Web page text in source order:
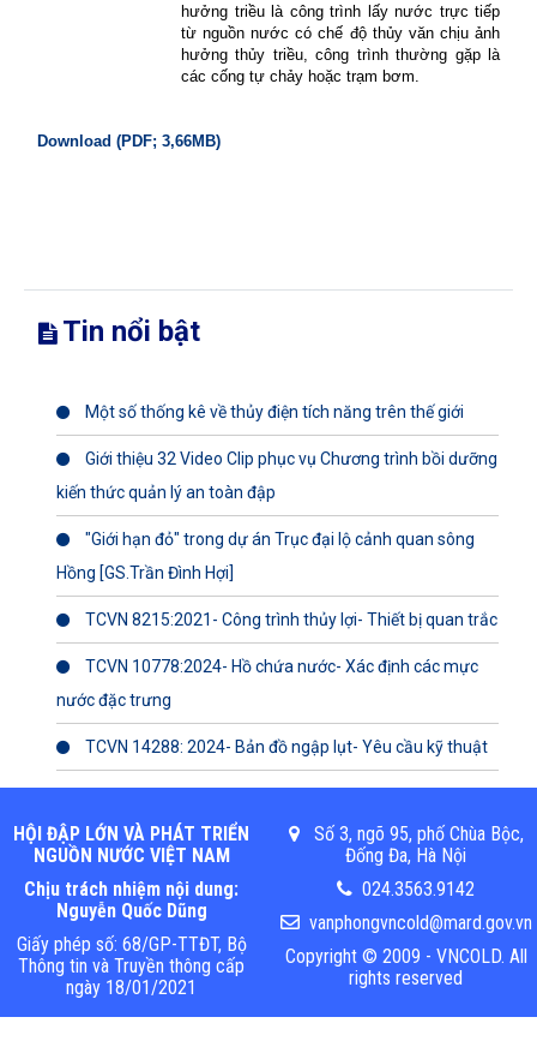
hưởng triều là công trình lấy nước trực tiếp
từ nguồn nước có chế độ thủy văn chịu ảnh
hưởng thủy triều, công trình thường gặp là
các cống tự chảy hoặc trạm bơm.
Download (PDF; 3,66MB)
Tin nổi bật
Một số thống kê về thủy điện tích năng trên thế giới
Giới thiệu 32 Video Clip phục vụ Chương trình bồi dưỡng
kiến thức quản lý an toàn đập
"Giới hạn đỏ" trong dự án Trục đại lộ cảnh quan sông
Hồng [GS.Trần Đình Hợi]
TCVN 8215:2021- Công trình thủy lợi- Thiết bị quan trắc
TCVN 10778:2024- Hồ chứa nước- Xác định các mực
nước đặc trưng
TCVN 14288: 2024- Bản đồ ngập lụt- Yêu cầu kỹ thuật
HỘI ĐẬP LỚN VÀ PHÁT TRIỂN
NGUỒN NƯỚC VIỆT NAM
Chịu trách nhiệm nội dung:
Nguyễn Quốc Dũng
Giấy phép số: 68/GP-TTĐT, Bộ
Thông tin và Truyền thông cấp
ngày 18/01/2021
Số 3, ngõ 95, phố Chùa Bộc,
Đống Đa, Hà Nội
024.3563.9142
vanphongvncold@mard.gov.vn
Copyright © 2009 - VNCOLD. All
rights reserved